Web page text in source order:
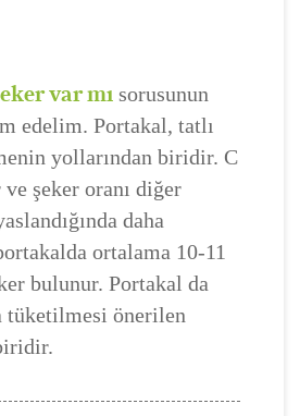
var mı sorusunun
edelim. Portakal, tatlı
yollarından biridir. C
şeker oranı diğer
daha
ortalama 10-11
bulunur. Portakal da
tüketilmesi önerilen